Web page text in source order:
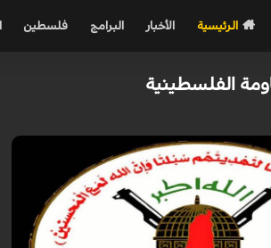
الرئيسية الأخبار البرامج فلسطين
الفلسطينية